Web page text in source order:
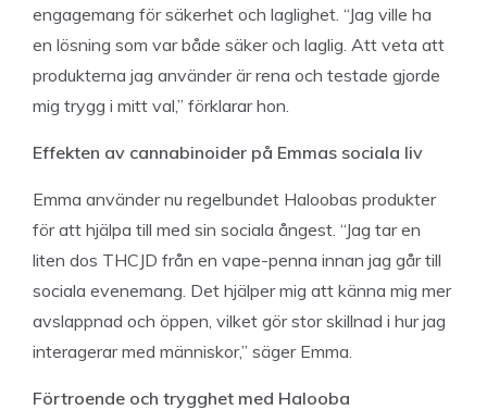
engagemang för säkerhet och laglighet. “Jag ville ha
en lösning som var både säker och laglig. Att veta att
produkterna jag använder är rena och testade gjorde
mig trygg i mitt val,” förklarar hon.
Effekten av cannabinoider på Emmas sociala liv
Emma använder nu regelbundet Haloobas produkter
för att hjälpa till med sin sociala ångest. “Jag tar en
liten dos THCJD från en vape-penna innan jag går till
sociala evenemang. Det hjälper mig att känna mig mer
avslappnad och öppen, vilket gör stor skillnad i hur jag
interagerar med människor,” säger Emma.
Förtroende och trygghet med Halooba